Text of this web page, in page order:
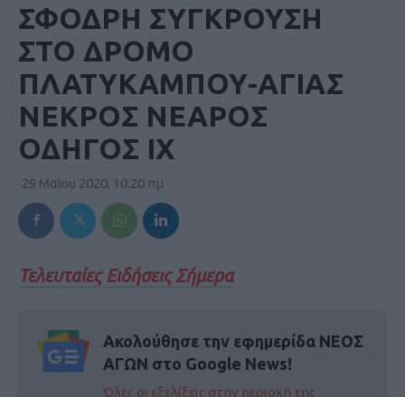
ΣΦΟΔΡΗ ΣΥΓΚΡΟΥΣΗ
ΣΤΟ ΔΡΟΜΟ
ΠΛΑΤΥΚΑΜΠΟΥ-ΑΓΙΑΣ
ΝΕΚΡΟΣ ΝΕΑΡΟΣ
ΟΔΗΓΟΣ ΙΧ
29 Μαΐου 2020, 10:20 πμ
Τελευταίες Ειδήσεις Σήμερα
Ακολούθησε την εφημερίδα ΝΕΟΣ
ΑΓΩΝ στο Google News!
Όλες οι εξελίξεις στην περιοχή της